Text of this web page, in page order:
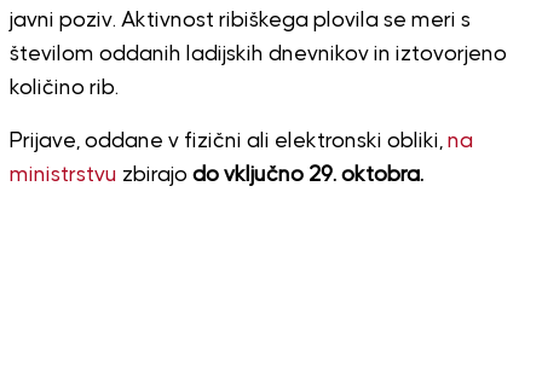
javni poziv. Aktivnost ribiškega plovila se meri s
številom oddanih ladijskih dnevnikov in iztovorjeno
količino rib.
Prijave, oddane v fizični ali elektronski obliki, na
ministrstvu zbirajo do vključno 29. oktobra.